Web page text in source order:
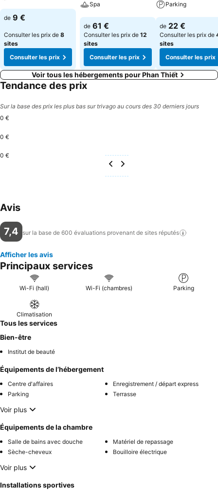
Consulter les prix
de 9 €
Consulter les prix de 8
sites
Consulter les prix
Spa
Consulter les prix
de 61 €
Consulter les prix de 12
sites
Consulter les prix
Parking
Consulter les
de 22 €
Consulter les prix de
sites
Consulter les prix
Voir tous les hébergements pour Phan Thiết
Tendance des prix
Sur la base des prix les plus bas sur trivago au cours des 30 derniers jours
0 €
0 €
0 €
Avis
7,4 sur la base de 600 évaluations provenant de sites réputés
Afficher les avis
Principaux services
Wi-Fi (hall) Wi-Fi (chambres) Parking
Climatisation
Tous les services
Bien-être
Institut de beauté
Équipements de l’hébergement
Centre d'affaires
Enregistrement / départ express
Parking
Terrasse
Voir plus
Équipements de la chambre
Salle de bains avec douche
Matériel de repassage
Sèche-cheveux
Bouilloire électrique
Voir plus
Installations sportives